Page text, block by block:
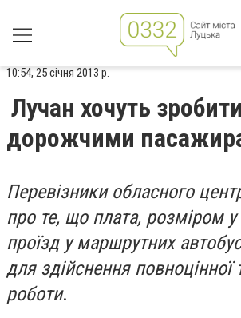
10:54, 25 січня 2013 р.
Лучан хочуть зробити
дорожчими
Перевізники обласного
про те, що плата, розміром у
проїзд у маршрутних
для здійснення повноцінної
роботи.